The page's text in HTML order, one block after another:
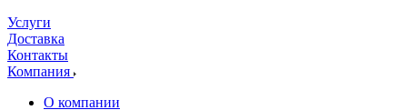
Услуги
Доставка
Контакты
Компания
О компании